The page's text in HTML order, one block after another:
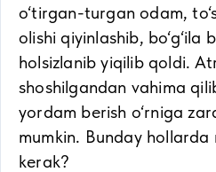
o‘tirgan-turgan odam,
olishi qiyinlashib, bo‘g‘ila
holsizlanib yiqilib qoldi.
shoshilgandan vahima
yordam berish o‘rniga
mumkin. Bunday hollarda
kerak?